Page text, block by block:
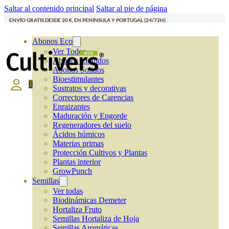
Saltar al contenido principal Saltar al pie de página
ENVÍO GRATIS DESDE 20 €, EN PENÍNSULA Y PORTUGAL (24/72H)
Abonos Eco
Ver Todos
Abonos Líquidos
Abonos Solidos
Bioestimulantes
Sustratos y decorativas
Correctores de Carencias
Enraizantes
Maduración y Engorde
Regeneradores del suelo
Ácidos húmicos
Materias primas
Protección Cultivos y Plantas
Plantas interior
GrowPunch
Semillas
Ver todas
Biodinámicas Demeter
Hortaliza Fruto
Semillas Hortaliza de Hoja
0